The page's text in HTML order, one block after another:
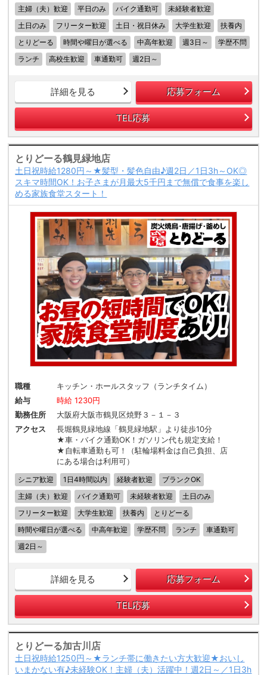
主婦（夫）歓迎
平日のみ バイク通勤可
未経験者歓迎
土日のみ
フリーター歓迎 土日・祝日休み 大学生歓迎
扶養内
とりどーる
時間や曜日が選べる 中高年歓迎 週3日～
学歴不問
ランチ
高校生歓迎 車通勤可 週2日～
詳細を見る 応募フォーム
TEL応募
とりどーる鶴見緑地店
土日祝時給1280円～★髪型・髪色自由♪週2日／1日3h～OK◎
スキマ時間OK！お子さまが月最大5千円まで無償で食事を楽し
める家族食堂スタート！
職種
キッチン・ホールスタッフ（ランチタイム）
給与
時給 1230円
勤務住所
大阪府大阪市鶴見区焼野３－１－３
アクセス
長堀鶴見緑地線「鶴見緑地駅」より徒歩10分
★車・バイク通勤OK！ガソリン代も規定支給！
★自転車通勤も可！（駐輪場料金は自己負担、店
にある場合は利用可）
シニア歓迎 1日4時間以内 経験者歓迎
ブランクOK
主婦（夫）歓迎
バイク通勤可 未経験者歓迎
土日のみ
フリーター歓迎
大学生歓迎 扶養内
とりどーる
時間や曜日が選べる
中高年歓迎 学歴不問 ランチ
車通勤可
週2日～
詳細を見る 応募フォーム
TEL応募
とりどーる加古川店
土日祝時給1250円～★ランチ帯に働きたい方大歓迎★おいし
いまかない有♪未経験OK！主婦（夫）活躍中！週2日～／1日3h